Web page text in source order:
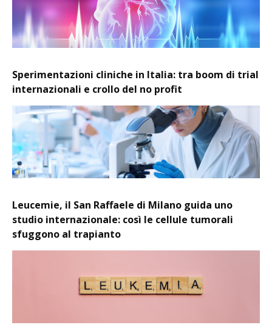
Sperimentazioni cliniche in Italia: tra boom di trial
internazionali e crollo del no profit
Leucemie, il San Raffaele di Milano guida uno
studio internazionale: così le cellule tumorali
sfuggono al trapianto